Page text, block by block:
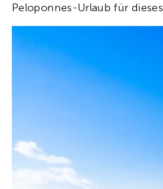
Peloponnes-Urlaub für